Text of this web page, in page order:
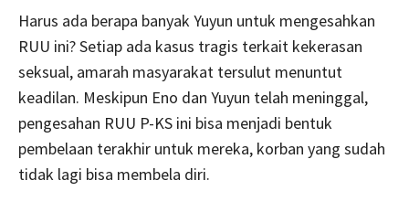
Harus ada berapa banyak Yuyun untuk mengesahkan
RUU ini? Setiap ada kasus tragis terkait kekerasan
seksual, amarah masyarakat tersulut menuntut
keadilan. Meskipun Eno dan Yuyun telah meninggal,
pengesahan RUU P-KS ini bisa menjadi bentuk
pembelaan terakhir untuk mereka, korban yang sudah
tidak lagi bisa membela diri.